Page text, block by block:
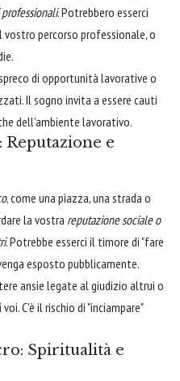
. Potrebbero esserci
percorso professionale, o
di opportunità lavorative o
Il sogno invita a essere cauti
dell'ambiente lavorativo.
e
, come una piazza, una strada o
la vostra reputazione sociale o
. Potrebbe esserci il timore di "fare
esposto pubblicamente.
ansie legate al giudizio altrui o
C'è il rischio di "inciampare"
Spiritualità e